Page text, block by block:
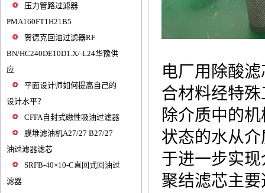
压力管路过滤器
PMA160FT1H21B5
贺德克回油过滤器RF
BN/HC240DE10D1.X/-L24华豫供
应
平面设计师如何提高自己的
设计水平？
CFFA自封式磁性吸油过滤器
膜堆滤油机A27/27 B27/27
油过滤器滤芯
SRFB-40×10-C直回式回油过
滤器
电厂用除酸滤
合材料经特
除介质中的
状态的水从
于进一步实
聚结滤芯主